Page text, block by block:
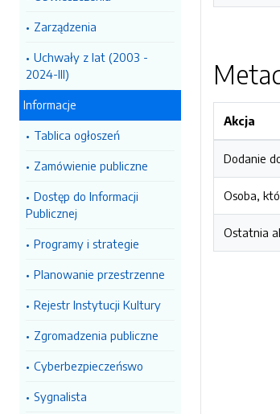
Zarządzenia
Uchwały z lat (2003 -
2024-III)
Informacje
Tablica ogłoszeń
Zamówienie publiczne
Dostęp do Informacji
Publicznej
Programy i strategie
Planowanie przestrzenne
Rejestr Instytucji Kultury
Zgromadzenia publiczne
Cyberbezpieczeńswo
Sygnalista
Akcja
Dodanie
Osoba,
Ostatnia